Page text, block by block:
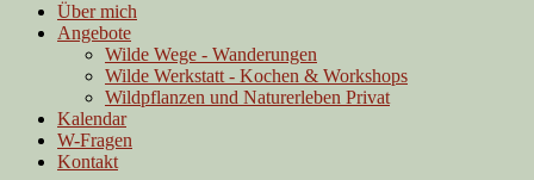
Über mich
Angebote
Wilde Wege - Wanderungen
Wilde Werkstatt - Kochen & Workshops
Wildpflanzen und Naturerleben Privat
Kalendar
W-Fragen
Kontakt